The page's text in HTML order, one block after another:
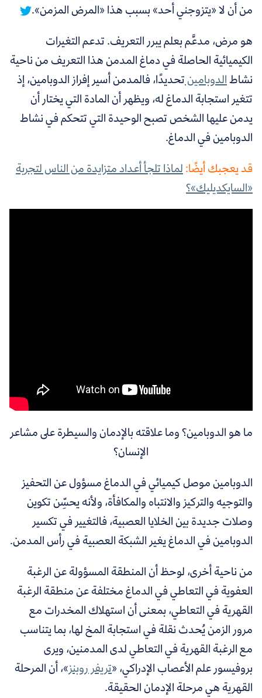
من أن لا «يتزوجني أحد» بسبب هذا «المرض المزمن».
هو مرض، مدعَّم بعلم يبرر التعريف. تدعم التغيرات
الكيميائية الحاصلة في دماغ المدمن هذا التعريف من ناحية
نشاطالدوبامينتحديدًا، فالمدمن أسير إفراز الدوبامين، إذ
تتغير استجابة الدماغ له، ويظهر أن المادة التي يختار أن
يدمن عليها الشخص تصبح الوحيدة التي تتحكم في نشاط
الدوبامين في الدماغ.
قد يعجبك أيضًا:لماذا تلجأ أعداد متزايدة من الناس لتجربة
«السايكديليك»؟
ما هو الدوبامين؟ وما علاقته بالإدمان والسيطرة على مشاعر
الإنسان؟
الدوبامين موصل كيميائي في الدماغ مسؤول عن التحفيز
والتوجيه والتركيز والانتباه والمكافأة، ولأنه يحسِّن تكوين
وصلات جديدة بين الخلايا العصبية، فالتغيير في تكسير
الدوبامين في الدماغ يغير الشبكة العصبية في رأس المدمن.
من ناحية أخرى، لوحظ أن المنطقة المسؤولة عن الرغبة
العفوية في التعاطي في الدماغ مختلفة عن منطقة الرغبة
القهرية في التعاطي، بمعنى أن استهلاك المخدرات مع
مرور الزمن يُحدث نقلة في استجابة المخ لها، بما يتناسب
مع الرغبة القهرية في التعاطي لدى المدمنين، ويرى
بروفيسور علم الأعصاب الإدراكي، «تريفر روبنز»، أن المرحلة
القهرية هي مرحلة الإدمان الحقيقة.